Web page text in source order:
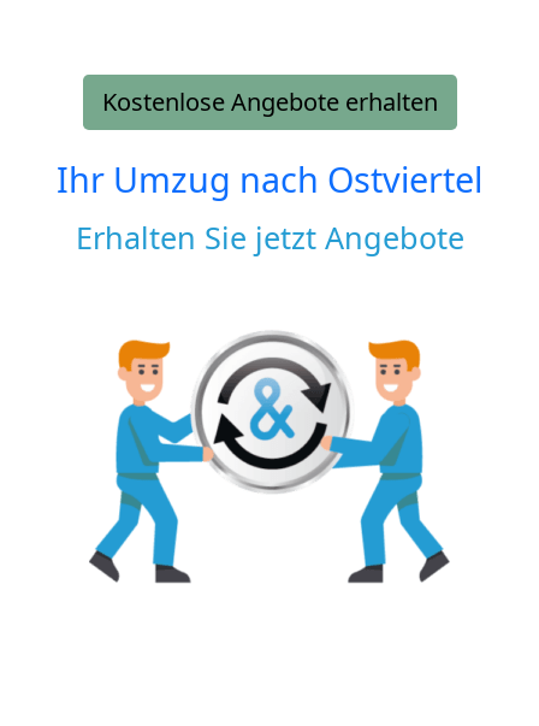
Kostenlose Angebote erhalten
Ihr Umzug nach Ostviertel
Erhalten Sie jetzt Angebote